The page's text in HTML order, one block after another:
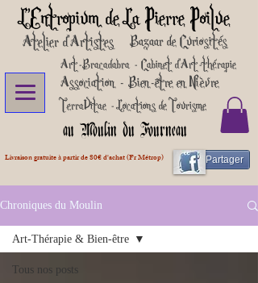
L'Entropium de La Pierre Poilue
Atelier d'Artistes Bazaar de Curiosités
au Moulin du Fourneau
Partager
Livraison gratuite à partir de 80€ d'achat (Fr Métrop)
Art-Bracadabra - Cabinet d'Art-thérapie
TerraVitae - Locations de Tourisme
Association - Bien-être en Nièvre
Chroniques du Moulin
Tous nos posts
Art-Thérapie & Bien-être